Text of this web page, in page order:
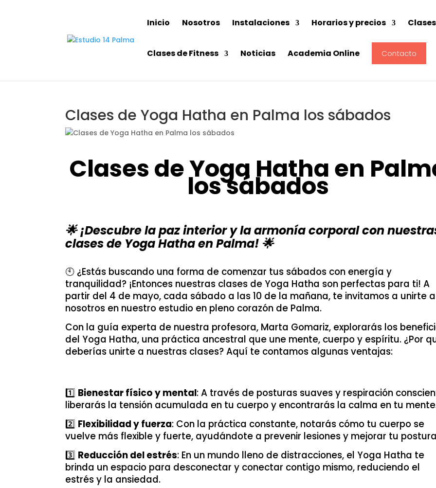
Inicio Nosotros Instalaciones Horarios y precios
Clases de Fitness Noticias Academia Online Contacto
Clases de Yoga Hatha en Palma los sábados
Clases de Yoga Hatha en
los sábados
🌟 ¡Descubre la paz interior y la armonía corporal con
clases de Yoga Hatha en Palma! 🌟
🕙 ¿Estás buscando una forma de comenzar tus sábados con energía y
tranquilidad? ¡Entonces nuestras clases de Yoga Hatha son perfectas para ti! A
partir del 4 de mayo, cada sábado a las 10 de la mañana, te invitamos a unirte a
nosotros en nuestro estudio en pleno corazón de Palma.
Con la guía experta de nuestra profesora, Marta Gomariz, explorarás los
del Yoga Hatha, una práctica ancestral que une mente, cuerpo y espíritu. ¿Por
deberías unirte a nuestras clases? Aquí te contamos algunas ventajas:
1️⃣ Bienestar físico y mental: A través de posturas suaves y respiración
liberarás la tensión acumulada en tu cuerpo y encontrarás la calma en tu
2️⃣ Flexibilidad y fuerza: Con la práctica constante, notarás cómo tu cuerpo se
vuelve más flexible y fuerte, ayudándote a prevenir lesiones y mejorar tu
3️⃣ Reducción del estrés: En un mundo lleno de distracciones, el Yoga Hatha te
brinda un espacio para desconectar y conectar contigo mismo, reduciendo el
estrés y la ansiedad.